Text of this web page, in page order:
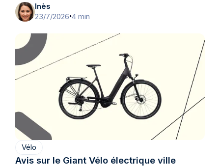
Inès
23/7/2026•4 min
Vélo
Avis sur le Giant Vélo électrique ville